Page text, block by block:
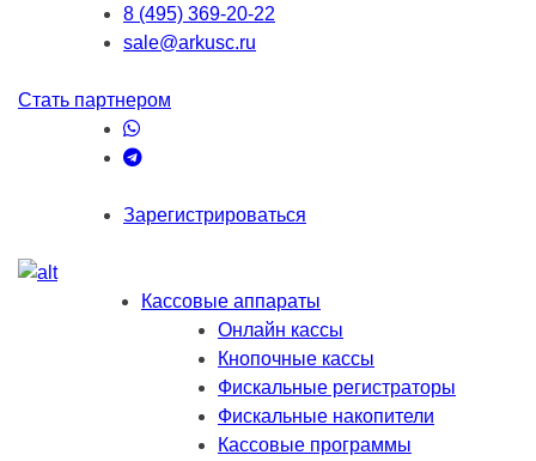
8 (495) 369-20-22
sale@arkusc.ru
Стать партнером
Зарегистрироваться
Кассовые аппараты
Онлайн кассы
Кнопочные кассы
Фискальные регистраторы
Фискальные накопители
Кассовые программы